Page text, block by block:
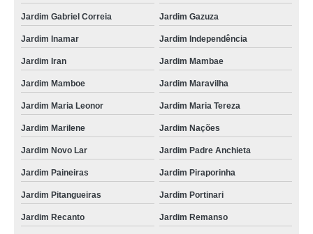
Jardim Gabriel Correia Jardim Gazuza
Jardim Inamar Jardim Independência
Jardim Iran Jardim Mambae
Jardim Mamboe Jardim Maravilha
Jardim Maria Leonor Jardim Maria Tereza
Jardim Marilene Jardim Nações
Jardim Novo Lar Jardim Padre Anchieta
Jardim Paineiras Jardim Piraporinha
Jardim Pitangueiras Jardim Portinari
Jardim Recanto Jardim Remanso